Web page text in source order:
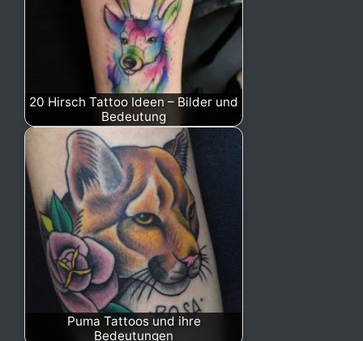
20 Hirsch Tattoo Ideen – Bilder und
Bedeutung
Puma Tattoos und ihre
Bedeutungen